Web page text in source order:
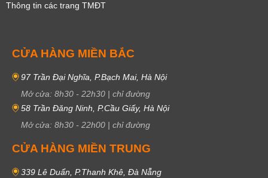
Thông tin các trang TMĐT
CỬA HÀNG MIỀN BẮC
97 Trần Đại Nghĩa, P.Bạch Mai, Hà Nội
Mở cửa: 8h30 - 22h30 | chỉ đường
58 Trần Đăng Ninh, P.Cầu Giấy, Hà Nội
Mở cửa: 8h30 - 22h00 | chỉ đường
CỬA HÀNG MIỀN TRUNG
339 Lê Duẩn, P.Thanh Khê, Đà Nẵng